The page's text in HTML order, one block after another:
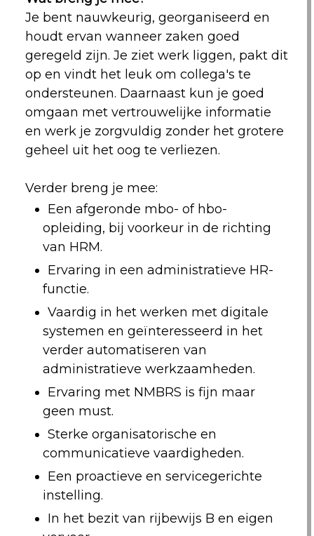
Je bent nauwkeurig, georganiseerd en
houdt ervan wanneer zaken goed
geregeld zijn. Je ziet werk liggen, pakt dit
op en vindt het leuk om collega's te
ondersteunen. Daarnaast kun je goed
omgaan met vertrouwelijke informatie
en werk je zorgvuldig zonder het grotere
geheel uit het oog te verliezen.
Verder breng je mee:
Een afgeronde mbo- of hbo-
opleiding, bij voorkeur in de richting
van HRM.
Ervaring in een administratieve HR-
functie.
Vaardig in het werken met digitale
systemen en geïnteresseerd in het
verder automatiseren van
administratieve werkzaamheden.
Ervaring met NMBRS is fijn maar
geen must.
Sterke organisatorische en
communicatieve vaardigheden.
Een proactieve en servicegerichte
instelling.
In het bezit van rijbewijs B en eigen